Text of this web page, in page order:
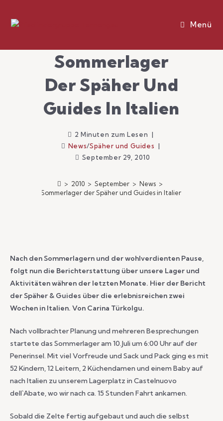
Menü
Sommerlager
Der Späher Und
Guides In Italien
2 Minuten zum Lesen
News/Späher und Guides
September 29, 2010
> 2010 > September > News >
Sommerlager der Späher und Guides in Italien
Nach den Sommerlagern und der wohlverdienten Pause,
folgt nun die Berichterstattung über unsere Lager und
Aktivitäten währen der letzten Monate. Hier der Bericht
der Späher & Guides über die erlebnisreichen zwei
Wochen in Italien. Von Carina Türkolgu.
Nach vollbrachter Planung und mehreren Besprechungen
startete das Sommerlager am 10.Juli um 6:00 Uhr auf der
Penerinsel. Mit viel Vorfreude und Sack und Pack ging es mit
52 Kindern, 12 Leitern, 2 Küchendamen und einem Baby auf
nach Italien zu unserem Lagerplatz in Castelnuovo
dell`Abate, wo wir nach ca. 15 Stunden Fahrt ankamen.
Sobald die Zelte fertig aufgebaut und auch die selbst